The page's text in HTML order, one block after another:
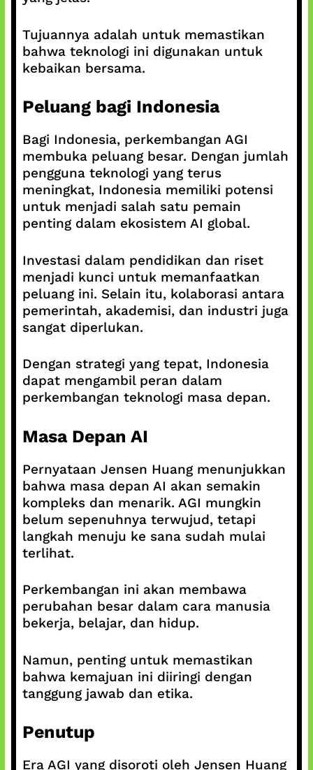
Tujuannya adalah untuk memastikan
bahwa teknologi ini digunakan untuk
kebaikan bersama.
Peluang bagi Indonesia
Bagi Indonesia, perkembangan AGI
membuka peluang besar. Dengan jumlah
pengguna teknologi yang terus
meningkat, Indonesia memiliki potensi
untuk menjadi salah satu pemain
penting dalam ekosistem AI global.
Investasi dalam pendidikan dan riset
menjadi kunci untuk memanfaatkan
peluang ini. Selain itu, kolaborasi antara
pemerintah, akademisi, dan industri juga
sangat diperlukan.
Dengan strategi yang tepat, Indonesia
dapat mengambil peran dalam
perkembangan teknologi masa depan.
Masa Depan AI
Pernyataan Jensen Huang menunjukkan
bahwa masa depan AI akan semakin
kompleks dan menarik. AGI mungkin
belum sepenuhnya terwujud, tetapi
langkah menuju ke sana sudah mulai
terlihat.
Perkembangan ini akan membawa
perubahan besar dalam cara manusia
bekerja, belajar, dan hidup.
Namun, penting untuk memastikan
bahwa kemajuan ini diiringi dengan
tanggung jawab dan etika.
Penutup
Era AGI yang disoroti oleh Jensen Huang